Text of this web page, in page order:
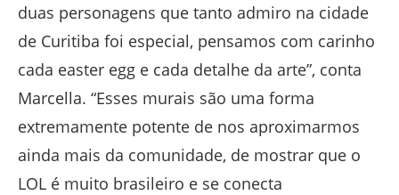
duas personagens que tanto admiro na cidade
de Curitiba foi especial, pensamos com carinho
cada easter egg e cada detalhe da arte”, conta
Marcella. “Esses murais são uma forma
extremamente potente de nos aproximarmos
ainda mais da comunidade, de mostrar que o
LOL é muito brasileiro e se conecta